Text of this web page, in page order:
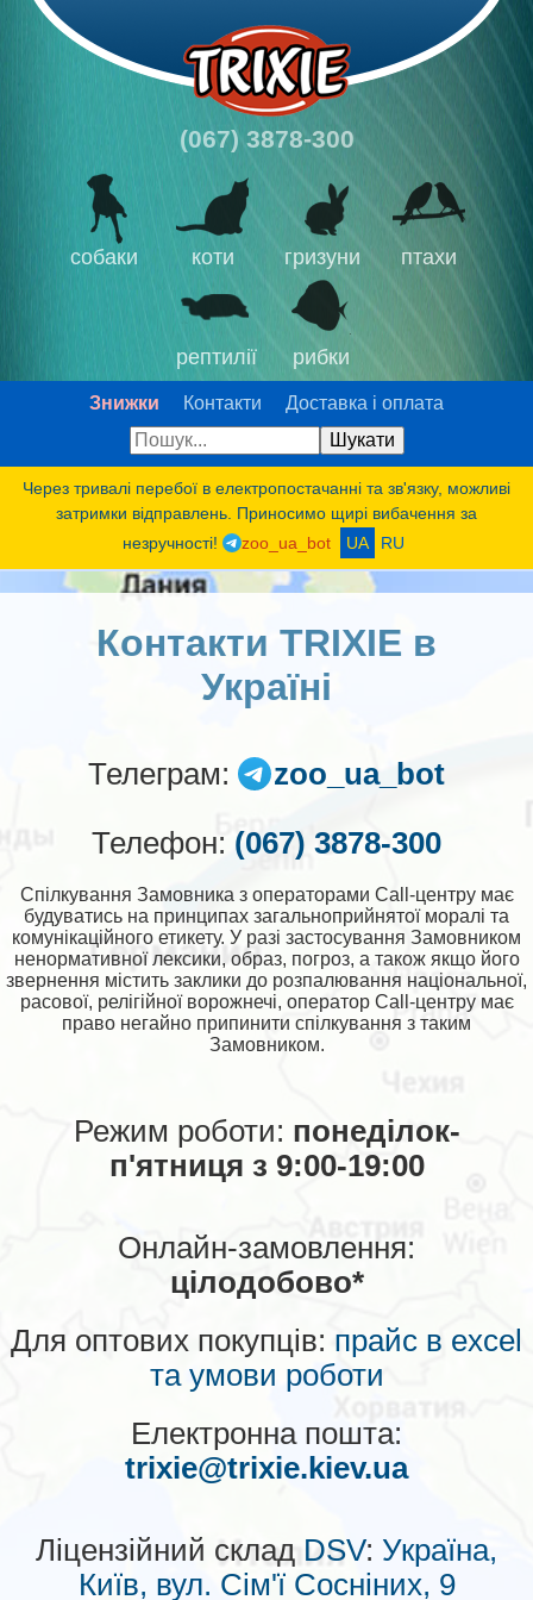
(067) 3878-300
собаки коти гризуни птахи
рептилії рибки
Знижки Контакти Доставка і оплата
Через тривалі перебої в електропостачанні та зв'язку, можливі
затримки відправлень. Приносимо щирі вибачення за
незручності!
zoo_ua_bot UA RU
Контакти TRIXIE в
Україні
Телеграм: zoo_ua_bot
Телефон: (067) 3878-300
Спілкування Замовника з операторами Call-центру має
будуватись на принципах загальноприйнятої моралі та
комунікаційного етикету. У разі застосування Замовником
ненормативної лексики, образ, погроз, а також якщо його
звернення містить заклики до розпалювання національної,
расової, релігійної ворожнечі, оператор Call-центру має
право негайно припинити спілкування з таким
Замовником.
Режим роботи: понеділок-
п'ятниця з 9:00-19:00
Онлайн-замовлення:
цілодобово*
Для оптових покупців: прайс в excel
та умови роботи
Електронна пошта:
trixie@trixie.kiev.ua
Ліцензійний склад DSV: Україна,
Київ, вул. Сім'ї Сосніних, 9